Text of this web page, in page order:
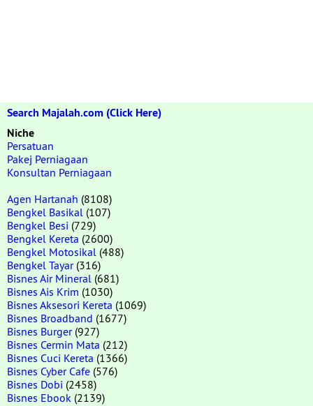
Search Majalah.com (Click Here)
Niche
Persatuan
Pakej Perniagaan
Konsultan Perniagaan
Agen Hartanah (8108)
Bengkel Basikal (107)
Bengkel Besi (729)
Bengkel Kereta (2600)
Bengkel Motosikal (488)
Bengkel Tayar(316)
Bisnes Air Mineral (681)
Bisnes Ais Krim (1030)
Bisnes Aksesori Kereta (1069)
Bisnes Broadband (1677)
Bisnes Burger(927)
Bisnes Cermin Mata (212)
Bisnes Cuci Kereta (1366)
Bisnes Cyber Cafe (576)
Bisnes Dobi (2458)
Bisnes Ebook (2139)